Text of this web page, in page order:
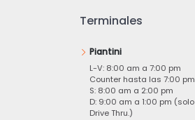
Terminales
Piantini
L-V: 8:00 am a 7:00 pm
Counter hasta las 7:00 pm
S: 8:00 am a 2:00 pm
D: 9:00 am a 1:00 pm (solo
Drive Thru.)